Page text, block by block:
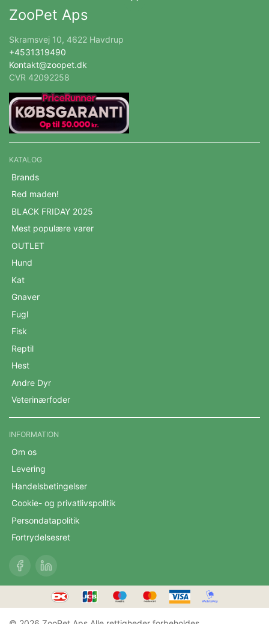
ZooPet Aps
Skramsvej 10, 4622 Havdrup
+4531319490
Kontakt@zoopet.dk
CVR 42092258
KATALOG
Brands
Red maden!
BLACK FRIDAY 2025
Mest populære varer
OUTLET
Hund
Kat
Gnaver
Fugl
Fisk
Reptil
Hest
Andre Dyr
Veterinærfoder
INFORMATION
Om os
Levering
Handelsbetingelser
Cookie- og privatlivspolitik
Persondatapolitik
Fortrydelsesret